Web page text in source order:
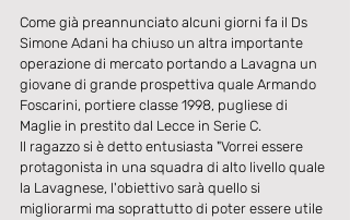
Come già preannunciato alcuni giorni fa il Ds
Simone Adani ha chiuso un altra importante
operazione di mercato portando a Lavagna un
giovane di grande prospettiva quale Armando
Foscarini, portiere classe 1998, pugliese di
Maglie in prestito dal Lecce in Serie C.
Il ragazzo si è detto entusiasta "Vorrei essere
protagonista in una squadra di alto livello quale
la Lavagnese, l'obiettivo sarà quello si
migliorarmi ma soprattutto di poter essere utile